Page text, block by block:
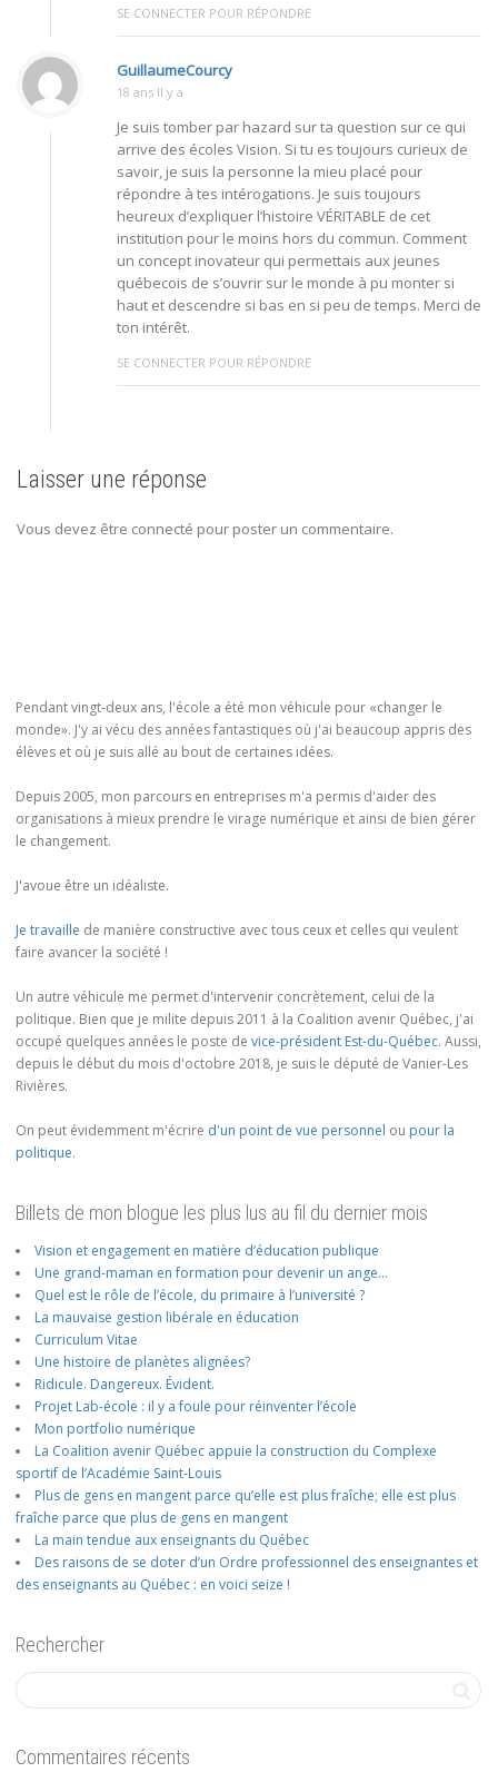
SE CONNECTER POUR RÉPONDRE
GuillaumeCourcy
18 ans Il y a
Je suis tomber par hazard sur ta question sur ce qui
arrive des écoles Vision. Si tu es toujours curieux de
savoir, je suis la personne la mieu placé pour
répondre à tes intérogations. Je suis toujours
heureux d’expliquer l’histoire VÉRITABLE de cet
institution pour le moins hors du commun. Comment
un concept inovateur qui permettais aux jeunes
québecois de s’ouvrir sur le monde à pu monter si
haut et descendre si bas en si peu de temps. Merci de
ton intérêt.
SE CONNECTER POUR RÉPONDRE
Laisser une réponse
Vous devez être connecté pour poster un commentaire.
Pendant vingt-deux ans, l'école a été mon véhicule pour «changer le
monde». J'y ai vécu des années fantastiques où j'ai beaucoup appris des
élèves et où je suis allé au bout de certaines idées.
Depuis 2005, mon parcours en entreprises m'a permis d'aider des
organisations à mieux prendre le virage numérique et ainsi de bien gérer
le changement.
J'avoue être un idéaliste.
Je travaille de manière constructive avec tous ceux et celles qui veulent
faire avancer la société !
Un autre véhicule me permet d'intervenir concrètement, celui de la
politique. Bien que je milite depuis 2011 à la Coalition avenir Québec, j'ai
occupé quelques années le poste de vice-président Est-du-Québec. Aussi,
depuis le début du mois d'octobre 2018, je suis le député de Vanier-Les
Rivières.
On peut évidemment m'écrire d'un point de vue personnel ou pour la
politique.
Billets de mon blogue les plus lus au fil du dernier mois
Vision et engagement en matière d’éducation publique
Une grand-maman en formation pour devenir un ange…
Quel est le rôle de l’école, du primaire à l’université ?
La mauvaise gestion libérale en éducation
Curriculum Vitae
Une histoire de planètes alignées?
Ridicule. Dangereux. Évident.
Projet Lab-école : il y a foule pour réinventer l’école
Mon portfolio numérique
La Coalition avenir Québec appuie la construction du Complexe
sportif de l’Académie Saint-Louis
Plus de gens en mangent parce qu’elle est plus fraîche; elle est plus
fraîche parce que plus de gens en mangent
La main tendue aux enseignants du Québec
Des raisons de se doter d’un Ordre professionnel des enseignantes et
des enseignants au Québec : en voici seize !
Rechercher
Commentaires récents